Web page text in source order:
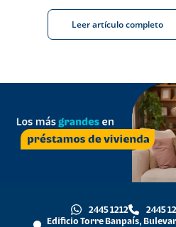
Leer artículo completo
2445 1212 2445
Edificio Torre Banpaís,